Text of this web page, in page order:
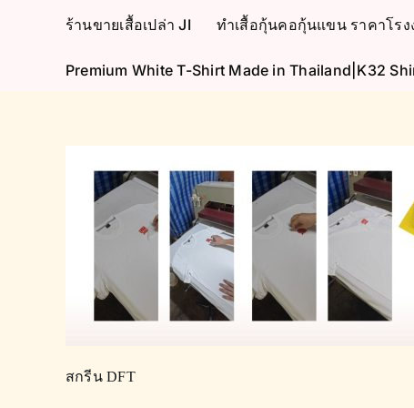
ร้านขายเสื้อเปล่า JI ทำเสื้อกุ้นคอกุ้นแขน ราคาโร
Premium White T-Shirt Made in Thailand|K32
สกรีน DFT